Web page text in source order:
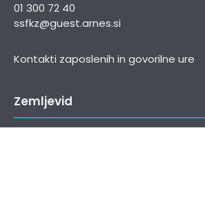
01 300 72 40
ssfkz@guest.arnes.si
Kontakti zaposlenih in govorilne ure
Zemljevid